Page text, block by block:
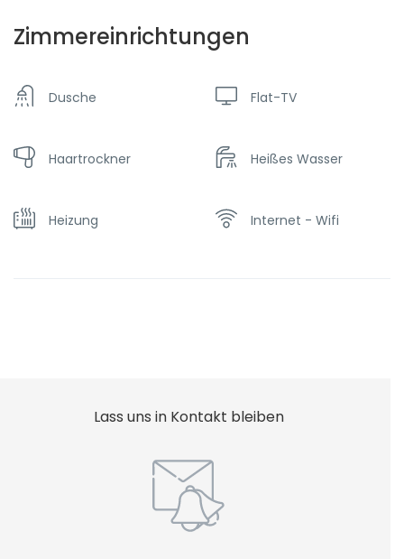
Zimmereinrichtungen
Dusche Flat-TV
Haartrockner Heißes Wasser
Heizung Internet - Wifi
Lass uns in Kontakt bleiben